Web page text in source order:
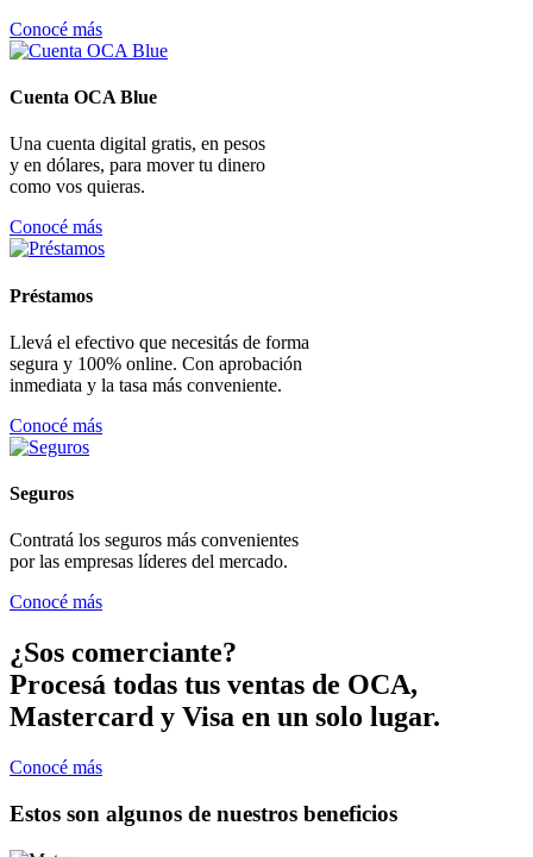
Conocé más
Cuenta OCA Blue
Una cuenta digital gratis, en pesos
y en dólares, para mover tu dinero
como vos quieras.
Conocé más
Préstamos
Llevá el efectivo que necesitás de forma
segura y 100% online. Con aprobación
inmediata y la tasa más conveniente.
Conocé más
Seguros
Contratá los seguros más convenientes
por las empresas líderes del mercado.
Conocé más
¿Sos comerciante?
Procesá todas tus ventas de OCA,
Mastercard y Visa en un solo lugar.
Conocé más
Estos son algunos de nuestros beneficios